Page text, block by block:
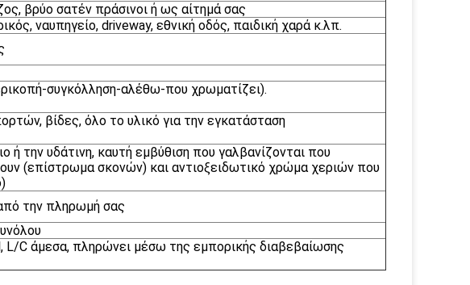
βρύο σατέν πράσινοι ή ως αίτημά σας
ναυπηγείο, driveway, εθνική οδός, παιδική χαρά κ.λπ.
συγκόλληση-αλέθω-που χρωματίζει).
βίδες, όλο το υλικό για την εγκατάσταση
την υδάτινη, καυτή εμβύθιση που γαλβανίζονται που
(επίστρωμα σκονών) και αντιοξειδωτικό χρώμα χεριών που
την πληρωμή σας
C άμεσα, πληρώνει μέσω της εμπορικής διαβεβαίωσης